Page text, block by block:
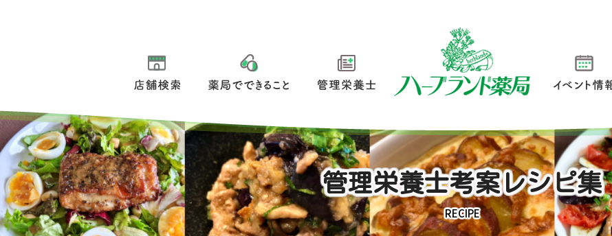
店舗検索 薬局でできること 管理栄養士 イベント情報
管理栄養士考案レシピ集
RECIPE